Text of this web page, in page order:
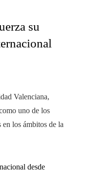
su
Valenciana,
uno de los
los ámbitos de la